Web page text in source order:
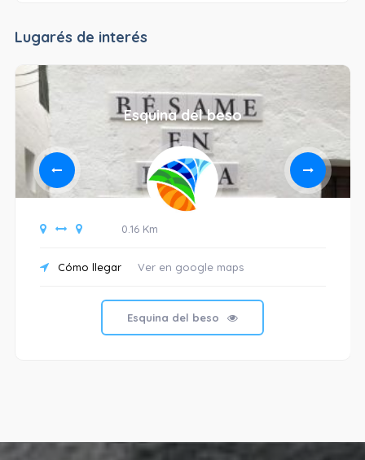
Lugarés de interés
Esquina del beso
0.16 Km
Cómo llegar Ver en google maps
Esquina del beso